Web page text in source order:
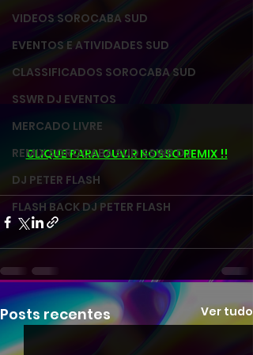
VIDEOS SOROCABA SUD
EVENTOS E ATIVIDADES SUD
CLASSIFICADOS SOROCABA SUD
SSWR DJ EVENTOS
MERCADO LIVRE
REMIX SOROCABA SUD SSWR DJ
DJ PETER FLASH
FLASH BACK DJ PETER FLASH
CLIQUE PARA OUVIR NOSSO REMIX !!
Posts recentes Ver tudo